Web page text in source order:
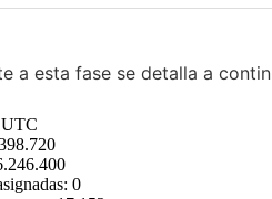
a esta fase se detalla a